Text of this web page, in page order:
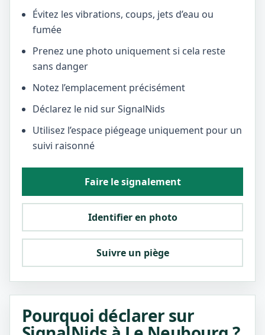
Évitez les vibrations, coups, jets d’eau ou
fumée
Prenez une photo uniquement si cela reste
sans danger
Notez l’emplacement précisément
Déclarez le nid sur SignalNids
Utilisez l’espace piégeage uniquement pour un
suivi raisonné
Faire le signalement
Identifier en photo
Suivre un piège
Pourquoi déclarer sur